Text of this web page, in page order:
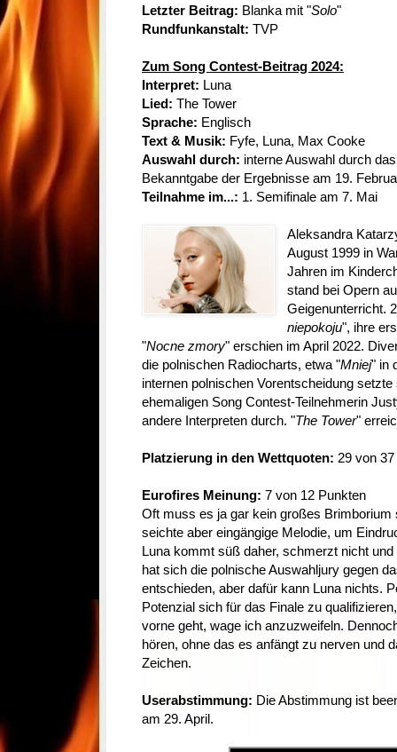
Letzter Beitrag: Blanka mit "Solo"
Rundfunkanstalt: TVP
Zum Song Contest-Beitrag 2024:
Interpret: Luna
Lied: The Tower
Sprache: Englisch
Text & Musik: Fyfe, Luna, Max Cooke
Auswahl durch: interne Auswahl durch
Bekanntgabe der Ergebnisse am 19.
Teilnahme im...: 1. Semifinale am 7. Mai
Aleksandra
August 1999 in
Jahren im
stand bei Opern
Geigenunterricht.
niepokoju", ihre
"Nocne zmory" erschien im April 2022.
die polnischen Radiocharts, etwa "Mniej" in
internen polnischen Vorentscheidung
ehemaligen Song Contest-Teilnehmerin
andere Interpreten durch. "The Tower"
Platzierung in den Wettquoten: 29 von
Eurofires Meinung: 7 von 12 Punkten
Oft muss es ja gar kein großes
seichte aber eingängige Melodie, um
Luna kommt süß daher, schmerzt nicht
hat sich die polnische Auswahljury gegen
entschieden, aber dafür kann Luna nichts.
Potenzial sich für das Finale zu
vorne geht, wage ich anzuzweifeln.
hören, ohne das es anfängt zu nerven und
Zeichen.
Userabstimmung: Die Abstimmung ist
am 29. April.